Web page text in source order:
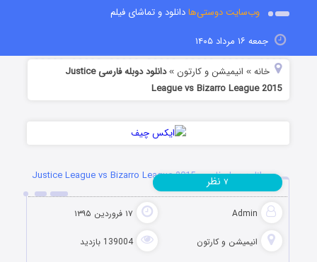
وب‌سایت دوستی‌هادانلود و تماشای فیلم
جمعه ۱۶ مرداد ۱۴۰۵
خانه » انیمیشن و کارتون »
دانلود دوبله فارسی Justice
League vs Bizarro League 2015
دانلود دوبله فارسی Justice League vs Bizarro League 2015
Admin ۱۷ فروردین ۱۳۹۵
انیمیشن و کارتون 139004 بازدید
۷ نظر